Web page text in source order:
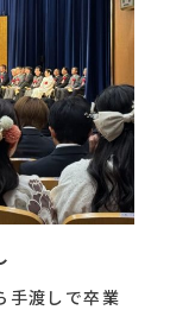
手渡しで卒業